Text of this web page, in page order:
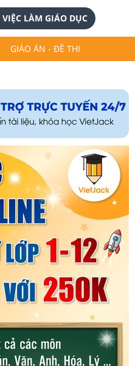
VIỆC LÀM GIÁO DỤC
GIÁO ÁN - ĐỀ THI